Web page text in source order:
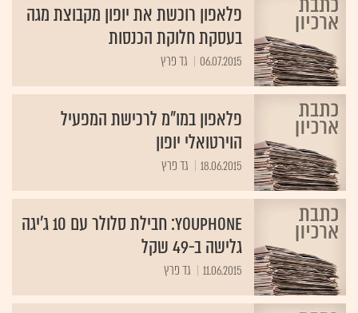
פלאפון רוכשת את יופון מקבוצת מגה
בעסקת חלוקת הכנסות
06.07.2015 גד פרץ
פלאפון במו"מ לרכישת המפעיל
הוירטואלי יופון
18.06.2015 גד פרץ
YouPhone: חבילת סלולר עם 10 ג'יגה
גלישה ב-49 שקל
11.06.2015 גד פרץ